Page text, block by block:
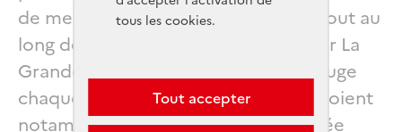
tous les cookies.
Tout accepter
de mettre en lumière et faire vivre, tout au
long de l’année, le message porté par La
Grande Cause Nationale 2024 : « Bouge
chaque jour ! ». Pour ce faire, ils prévoient
notamment de structurer cette année